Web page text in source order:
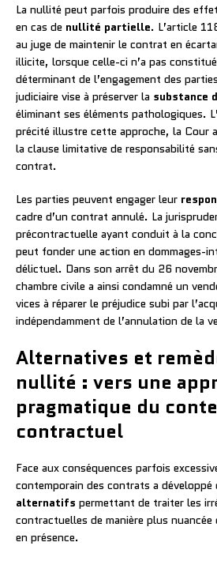
La nullité peut parfois produire des
en cas de nullité partielle. L’article
au juge de maintenir le contrat en
illicite, lorsque celle-ci n’a pas
déterminant de l’engagement des
judiciaire vise à préserver la substance
éliminant ses éléments pathologiques.
précité illustre cette approche, la Cour
la clause limitative de responsabilité
contrat.
Les parties peuvent engager leur
cadre d’un contrat annulé. La
précontractuelle ayant conduit à la
peut fonder une action en dommages-
délictuel. Dans son arrêt du 26
chambre civile a ainsi condamné un
vices à réparer le préjudice subi par
indépendamment de l’annulation de la
Alternatives et
nullité : vers une
pragmatique du
contractuel
Face aux conséquences parfois
contemporain des contrats a développé
alternatifs permettant de traiter les
contractuelles de manière plus
en présence.